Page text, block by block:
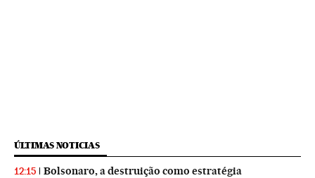
ÚLTIMAS NOTICIAS
12:15 Bolsonaro, a destruição como estratégia